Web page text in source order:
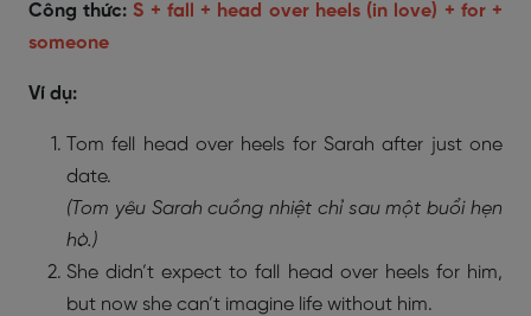
Công thức:S + fall + head over heels (in love) + for +
someone
Ví dụ:
Tom fell head over heels for Sarah after just one
date.
(Tom yêu Sarah cuồng nhiệt chỉ sau một buổi hẹn
hò.)
She didn’t expect to fall head over heels for him,
but now she can’t imagine life without him.